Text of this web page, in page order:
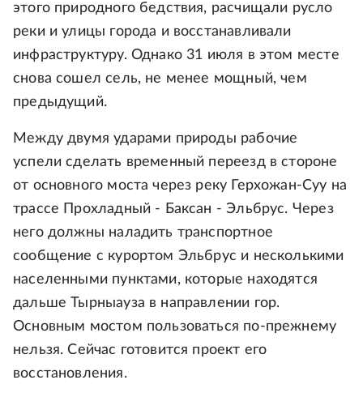
этого природного бедствия, расчищали русло
реки и улицы города и восстанавливали
инфраструктуру. Однако 31 июля в этом месте
снова сошел сель, не менее мощный, чем
предыдущий.
Между двумя ударами природы рабочие
успели сделать временный переезд в стороне
от основного моста через реку Герхожан-Суу на
трассе Прохладный - Баксан - Эльбрус. Через
него должны наладить транспортное
сообщение с курортом Эльбрус и несколькими
населенными пунктами, которые находятся
дальше Тырныауза в направлении гор.
Основным мостом пользоваться по-прежнему
нельзя. Сейчас готовится проект его
восстановления.